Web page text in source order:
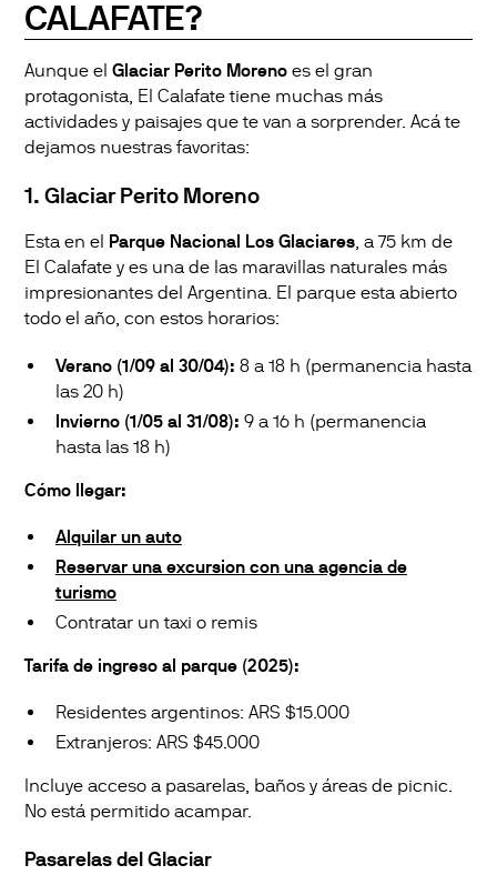
CALAFATE?
Aunque elGlaciar Perito Moreno es el gran
protagonista, El Calafate tiene muchas más
actividades y paisajes que te van a sorprender. Acá te
dejamos nuestras favoritas:
1. Glaciar Perito Moreno
Esta en el Parque Nacional Los Glaciares, a 75 km de
El Calafate y es una de las maravillas naturales más
impresionantes del Argentina. El parque esta abierto
todo el año, con estos horarios:
Verano (1/09 al 30/04): 8 a 18 h (permanencia hasta
las 20 h)
Invierno (1/05 al 31/08): 9 a 16 h (permanencia
hasta las 18 h)
Cómo llegar:
Alquilar un auto
Reservar una excursion con una agencia de
turismo
Contratar un taxi o remis
Tarifa de ingreso al parque (2025):
Residentes argentinos: ARS $15.000
Extranjeros: ARS $45.000
Incluye acceso a pasarelas, baños y áreas de picnic.
No está permitido acampar.
Pasarelas del Glaciar